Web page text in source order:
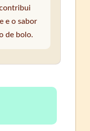
e o sabor
de bolo.